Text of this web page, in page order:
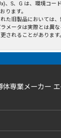
、S、G は、環境コー
ります。
た旧製品においては
メータは実際とは異
されることがあります
体専業メーカー